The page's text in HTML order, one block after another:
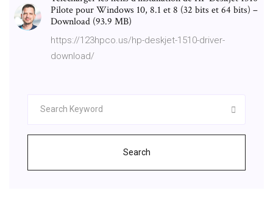
Pilote pour Windows 10, 8.1 et 8 (32 bits et 64 bits) –
Download (93.9 MB)
https://123hpco.us/hp-deskjet-1510-driver-
download/
Search